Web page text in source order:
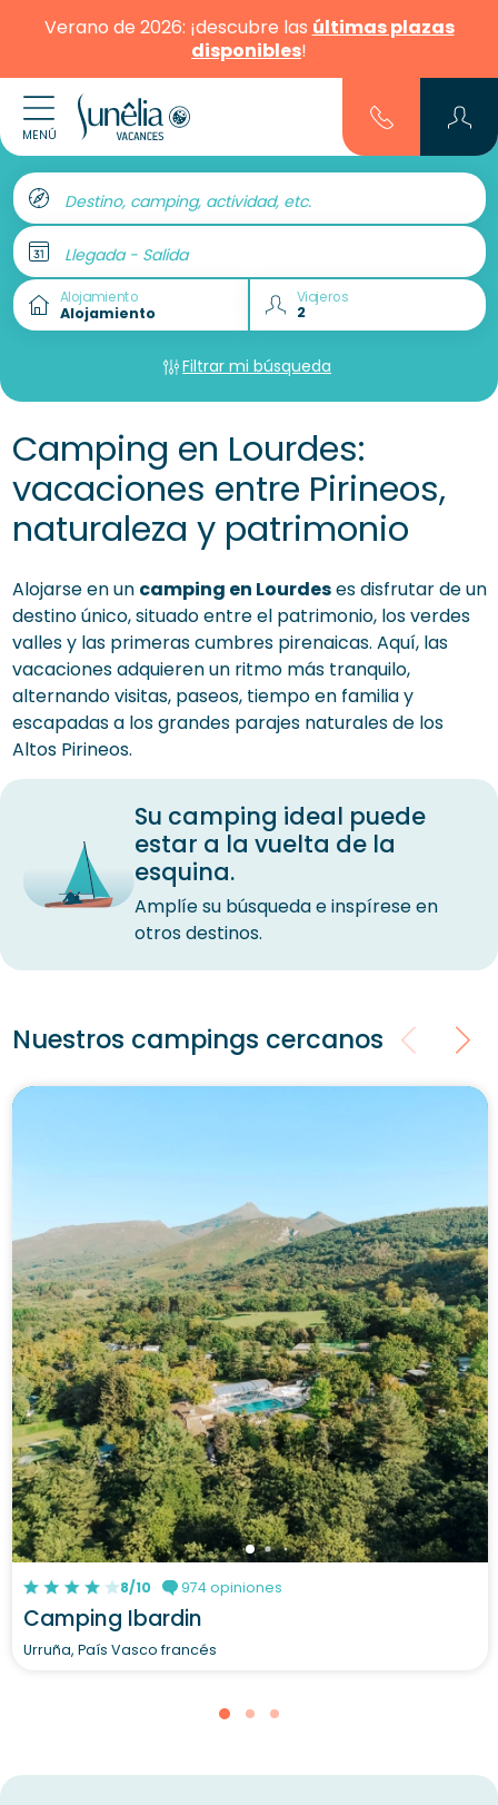
Verano de 2026: ¡descubre las últimas plazas
disponibles!
MENÚ
Destino, camping, actividad, etc.
Llegada - Salida
Alojamiento Viajeros
Filtrar mi búsqueda
Camping en Lourdes:
vacaciones entre Pirineos,
naturaleza y patrimonio
Alojarse en un camping en Lourdeses disfrutar de un
destino único, situado entre el patrimonio, los verdes
valles y las primeras cumbres pirenaicas. Aquí, las
vacaciones adquieren un ritmo más tranquilo,
alternando visitas, paseos, tiempo en familia y
escapadas a los grandes parajes naturales de los
Altos Pirineos.
Su camping ideal puede
estar a la vuelta de la
esquina.
Amplíe su búsqueda e inspírese en
otros destinos.
Nuestros campings cercanos
8/10 974 opiniones
Camping Ibardin
Urruña, País Vasco francés